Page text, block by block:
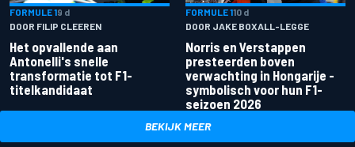
FORMULE 19 d
DOOR FILIP CLEEREN
Het opvallende aan
Antonelli's snelle
transformatie tot F1-
titelkandidaat
FORMULE 110 d
DOOR JAKE BOXALL-LEGGE
Norris en Verstappen
presteerden boven
verwachting in Hongarije -
symbolisch voor hun F1-
seizoen 2026
BEKIJK MEER